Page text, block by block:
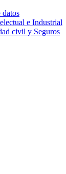
datos
e Industrial
civil y Seguros